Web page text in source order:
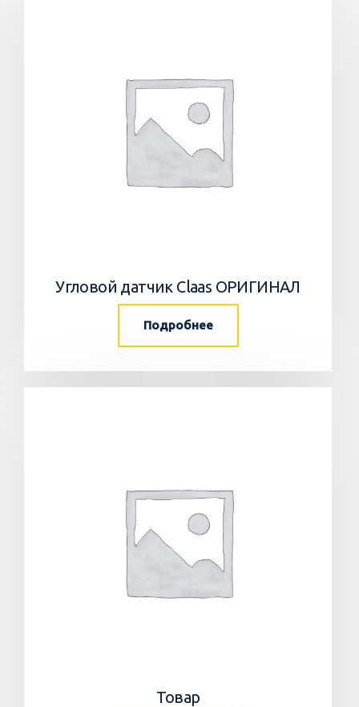
Угловой датчик Claas ОРИГИНАЛ
Подробнее
Товар